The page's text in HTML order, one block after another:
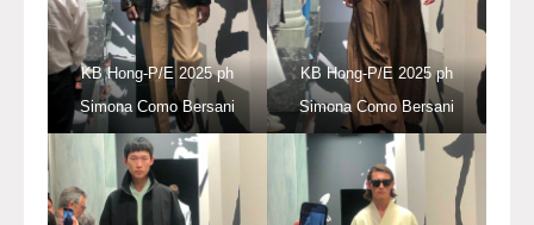
KB Hong-P/E 2025 ph
Simona Como Bersani
KB Hong-P/E 2025 ph
Simona Como Bersani